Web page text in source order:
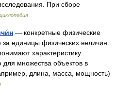
При сборе
— конкретные физические
единицы физических величин.
характеристику
множества объектов в
длина, масса, мощность)